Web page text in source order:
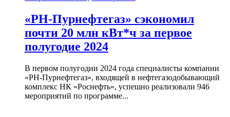
«РН-Пурнефтегаз» сэкономил
почти 20 млн кВт*ч за первое
полугодие 2024
В первом полугодии 2024 года специалисты компании
«РН-Пурнефтегаз», входящей в нефтегазодобывающий
комплекс НК «Роснефть», успешно реализовали 946
мероприятий по программе...